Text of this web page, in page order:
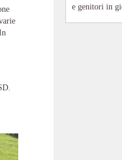
e genitori in